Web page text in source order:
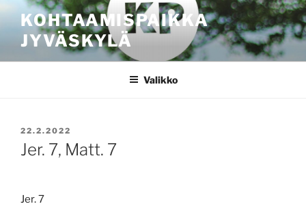
sisältöönKOHTAAMISPAIKKA
JYVÄSKYLÄ
Valikko
JULKAISTU
22.2.2022
Jer. 7, Matt. 7
Jer. 7